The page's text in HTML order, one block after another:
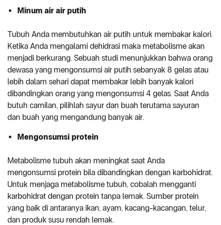
Minum air air putih
Tubuh Anda membutuhkan air putih untuk membakar kalori.
Ketika Anda mengalami dehidrasi maka metabolisme akan
menjadi berkurang. Sebuah studi menunjukkan bahwa orang
dewasa yang mengonsumsi air putih sebanyak 8 gelas atau
lebih dalam sehari dapat membakar lebih banyak kalori
dibandingkan orang yang mengonsumsi 4 gelas. Saat Anda
butuh camilan, pilihlah sayur dan buah terutama sayuran
dan buah yang mengandung banyak air.
Mengonsumsi protein
Metabolisme tubuh akan meningkat saat Anda
mengonsumsi protein bila dibandingkan dengan karbohidrat.
Untuk menjaga metabolisme tubuh, cobalah mengganti
karbohidrat dengan protein tanpa lemak. Sumber protein
yang baik di antaranya ikan, ayam, kacang-kacangan, telur,
dan produk susu rendah lemak.